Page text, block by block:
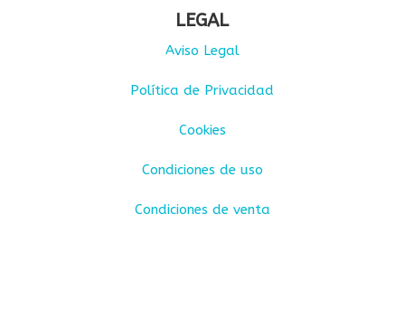
LEGAL
Aviso Legal
Política de Privacidad
Cookies
Condiciones de uso
Condiciones de venta